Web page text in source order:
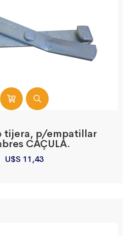
tijera, p/empatillar
CAÇULA.
U$S 11,43